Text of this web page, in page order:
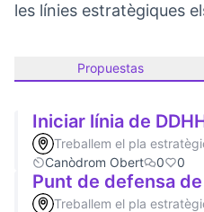
les línies estratègiques
Propuestas
Iniciar línia de
Treballem el pla
Canòdrom Obert
0 0
Punt de defensa
Treballem el pla